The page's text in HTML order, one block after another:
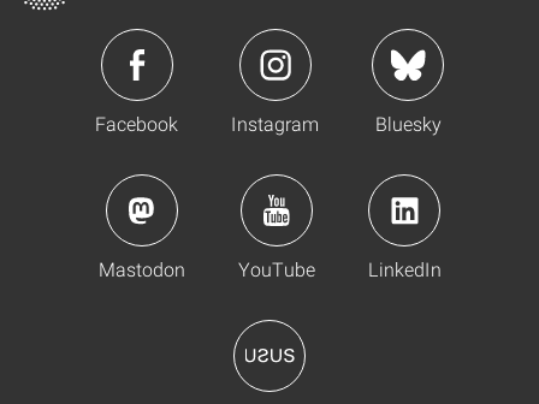
Facebook Instagram Bluesky
Mastodon YouTube LinkedIn